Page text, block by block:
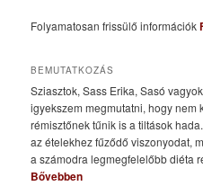
Folyamatosan frissülő információk
BEMUTATKOZÁS
Sziasztok, Sass Erika, Sasó
igyekszem megmutatni, hogy nem
rémisztőnek tűnik is a tiltások
az ételekhez fűződő viszonyodat,
a számodra legmegfelelőbb diéta
Bővebben